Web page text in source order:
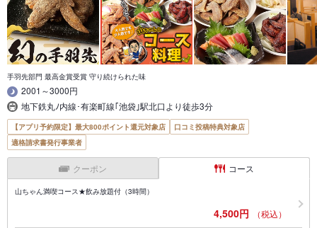
手羽先部門 最高金賞受賞 守り続けられた味
2001～3000円
地下鉄丸ﾉ内線･有楽町線｢池袋｣駅北口より徒歩3分
【アプリ予約限定】最大800ポイント還元対象店
口コミ投稿特典対象店
適格請求書発行事業者
クーポン コース
山ちゃん満喫コース★飲み放題付（3時間）
4,500円 （税込）